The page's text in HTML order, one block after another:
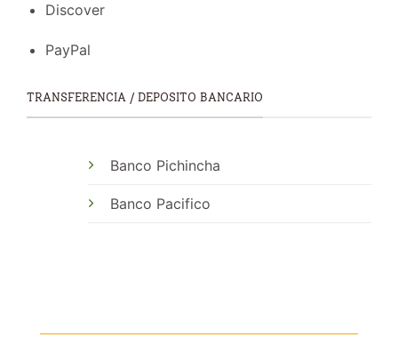
Discover
PayPal
TRANSFERENCIA / DEPOSITO BANCARIO
Banco Pichincha
Banco Pacifico